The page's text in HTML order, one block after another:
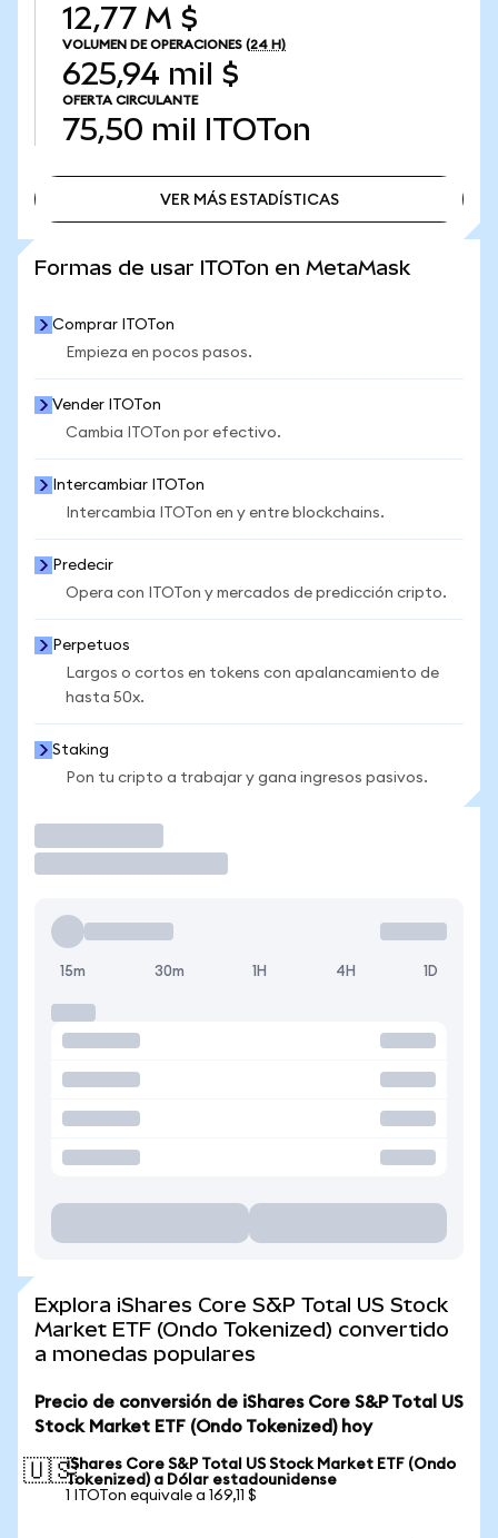
12,77 M $
VOLUMEN DE OPERACIONES (24 H)
625,94 mil $
OFERTA CIRCULANTE
75,50 mil ITOTon
VER MÁS ESTADÍSTICAS
Formas de usar ITOTon en MetaMask
Comprar ITOTon
Empieza en pocos pasos.
Vender ITOTon
Cambia ITOTon por efectivo.
Intercambiar ITOTon
Intercambia ITOTon en y entre blockchains.
Predecir
Opera con ITOTon y mercados de predicción cripto.
Perpetuos
Largos o cortos en tokens con apalancamiento de
hasta 50x.
Staking
Pon tu cripto a trabajar y gana ingresos pasivos.
15m 30m 1H 4H 1D
Explora iShares Core S&P Total US Stock
Market ETF (Ondo Tokenized) convertido
a monedas populares
Precio de conversión de iShares Core S&P Total US
Stock Market ETF (Ondo Tokenized) hoy
🇺🇸iShares Core S&P Total US Stock Market ETF (Ondo
Tokenized) a Dólar estadounidense
1 ITOTon equivale a 169,11 $